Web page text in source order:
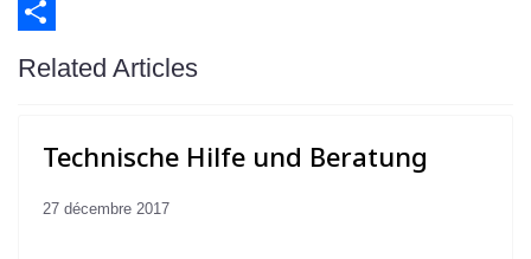
Email
Related Articles
Technische Hilfe und Beratung
27 décembre 2017